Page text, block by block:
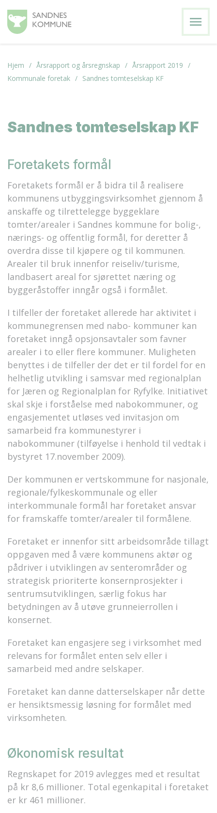
menu
Hjem Årsrapport og årsregnskap
Årsrapport 2019
Kommunale foretak
Sandnes tomteselskap KF
Sandnes tomteselskap KF
Foretakets formål
Foretakets formål er å bidra til å realisere
kommunens utbyggingsvirksomhet gjennom å
anskaffe og tilrettelegge byggeklare
tomter/arealer i Sandnes kommune for bolig-,
nærings- og offentlig formål, for deretter å
overdra disse til kjøpere og til kommunen.
Arealer til bruk innenfor reiseliv/turisme,
landbasert areal for sjørettet næring og
byggeråstoffer inngår også i formålet.
I tilfeller der foretaket allerede har aktivitet i
kommunegrensen med nabo- kommuner kan
foretaket inngå opsjonsavtaler som favner
arealer i to eller flere kommuner. Muligheten
benyttes i de tilfeller der det er til fordel for en
helhetlig utvikling i samsvar med regionalplan
for Jæren og Regionalplan for Ryfylke. Initiativet
skal skje i forståelse med nabokommuner, og
engasjementet utløses ved invitasjon om
samarbeid fra kommunestyrer i
nabokommuner (tilføyelse i henhold til vedtak i
bystyret 17.november 2009).
Der kommunen er vertskommune for nasjonale,
regionale/fylkeskommunale og eller
interkommunale formål har foretaket ansvar
for framskaffe tomter/arealer til formålene.
Foretaket er innenfor sitt arbeidsområde tillagt
oppgaven med å være kommunens aktør og
pådriver i utviklingen av senterområder og
strategisk prioriterte konsernprosjekter i
sentrumsutviklingen, særlig fokus har
betydningen av å utøve grunneierrollen i
konsernet.
Foretaket kan engasjere seg i virksomhet med
relevans for formålet enten selv eller i
samarbeid med andre selskaper.
Foretaket kan danne datterselskaper når dette
er hensiktsmessig løsning for formålet med
virksomheten.
Økonomisk resultat
Regnskapet for 2019 avlegges med et resultat
på kr 8,6 millioner. Total egenkapital i foretaket
er kr 461 millioner.